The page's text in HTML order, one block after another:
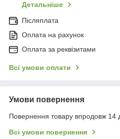
Детальніше
Післяплата
Оплата на рахунок
Оплата за реквізитами
Всі умови оплати
Умови повернення
Повернення товару впродовж 14
Всі умови повернення